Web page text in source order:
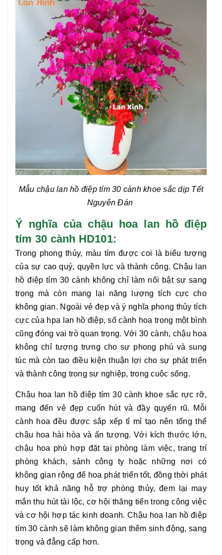
Mẫu chậulan hồ điệp tím 30 cànhkhoe sắc dịp Tết
Nguyên Đán
Ý nghĩa của chậu hoa lan hồ điệp
tím 30 cành HD101:
Trong phong thủy, màu tím được coi là biểu tượng
của sự cao quý, quyền lực và thành công. Chậu
lan
hồ điệp tím 30 cành không chỉ làm nổi bật sự sang
trọng mà còn mang lại năng lượng tích cực cho
không gian. Ngoài vẻ đẹp và ý nghĩa phong thủy tích
cực của hpa lan hồ điệp, số cành hoa trong một bình
cũng đóng vai trò quan trọng. Với 30 cành, chậu hoa
không chỉ tượng trưng cho sự phong phú và sung
túc mà còn tạo điều kiện thuận lợi cho sự phát triển
và thành công trong sự nghiệp, trong cuộc sống.
Chậu hoa lan hồ điệp tím 30 cành khoe sắc rực rỡ,
mang đến vẻ đẹp cuốn hút và đầy quyến rũ. Mỗi
cành hoa đều được sắp xếp tỉ mỉ tạo nên tổng thể
chậu hoa hài hòa và ấn tượng. Với kích thước lớn,
chậu hoa phù hợp đặt tại phòng làm việc, trang trí
phòng khách, sảnh công ty hoặc những nơi có
không gian rộng để hoa phát triển tốt, đồng thời phát
huy tốt khả năng hỗ trợ phòng thủy, đem lại may
mắn thu hút tài lộc, cơ hội thăng tiến trong công việc
và cơ hội hợp tác kinh doanh. Chậu hoa
lan hồ điệp
tím 30 cành sẽ làm không gian thêm sinh động, sang
trọng và đẳng cấp hơn.